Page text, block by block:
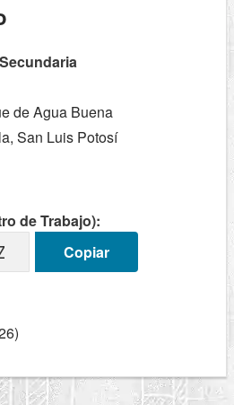
de Agua Buena
San Luis Potosí
de Trabajo):
Copiar